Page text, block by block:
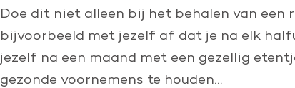
Doe dit niet alleen bij het behalen van een
bijvoorbeeld met jezelf af dat je na elk
jezelf na een maand met een gezellig
gezonde voornemens te houden…